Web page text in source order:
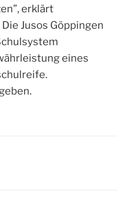
erklärt
Jusos Göppingen
eines